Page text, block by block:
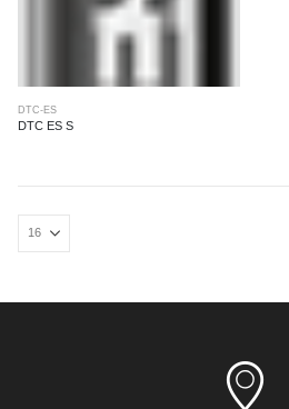
DTC-ES
DTC ES S